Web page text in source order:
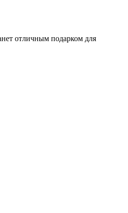
отличным подарком для